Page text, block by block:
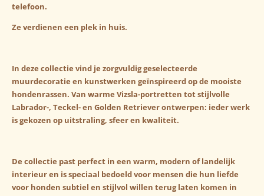
telefoon.
Ze verdienen een plek in huis.
In deze collectie vind je zorgvuldig geselecteerde
muurdecoratie en kunstwerken geïnspireerd op de mooiste
hondenrassen. Van warme Vizsla-portretten tot stijlvolle
Labrador-, Teckel- en Golden Retriever ontwerpen: ieder werk
is gekozen op uitstraling, sfeer en kwaliteit.
De collectie past perfect in een warm, modern of landelijk
interieur en is speciaal bedoeld voor mensen die hun liefde
voor honden subtiel en stijlvol willen terug laten komen in